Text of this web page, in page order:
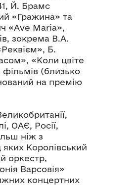
Й. Брамс
«Гражина» та
«Ave Maria»,
зокрема В.А.
Б.
«Коли цвіте
фільмів (близько
на премію
ОАЄ, Росії,
ніж з
Королівський
оркестр,
Варсовія»
концертних